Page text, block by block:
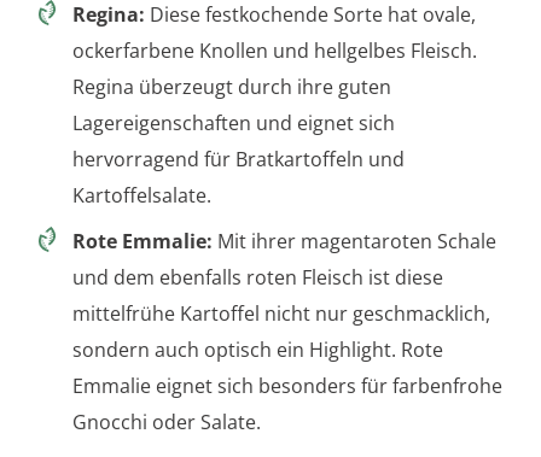
Regina: Diese festkochende Sorte hat ovale,
ockerfarbene Knollen und hellgelbes Fleisch.
Regina überzeugt durch ihre guten
Lagereigenschaften und eignet sich
hervorragend für Bratkartoffeln und
Kartoffelsalate.
Rote Emmalie: Mit ihrer magentaroten Schale
und dem ebenfalls roten Fleisch ist diese
mittelfrühe Kartoffel nicht nur geschmacklich,
sondern auch optisch ein Highlight. Rote
Emmalie eignet sich besonders für farbenfrohe
Gnocchi oder Salate.